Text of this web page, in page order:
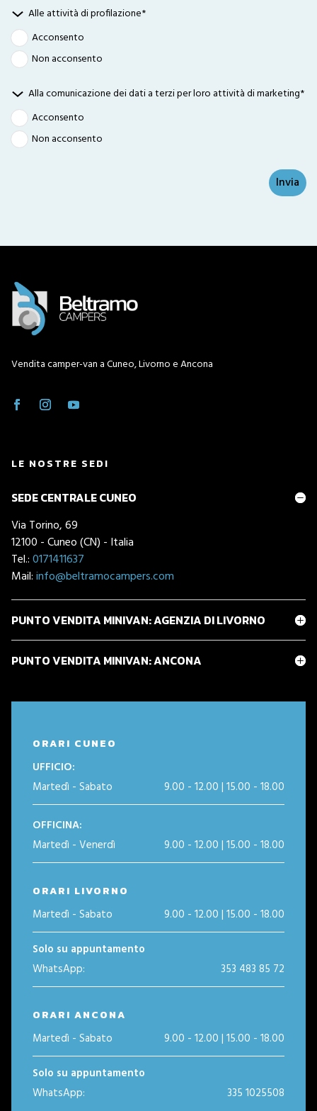
Alle attività di profilazione*
Acconsento
Non acconsento
Alla comunicazione dei dati a terzi per loro attività di marketing*
Acconsento
Non acconsento
Invia
Vendita camper-van a Cuneo, Livorno e Ancona
LE NOSTRE SEDI
SEDE CENTRALE CUNEO
Via Torino, 69
12100 - Cuneo (CN) - Italia
Tel.:0171411637
Mail:info@beltramocampers.com
PUNTO VENDITA MINIVAN: AGENZIA DI LIVORNO
PUNTO VENDITA MINIVAN: ANCONA
ORARI CUNEO
UFFICIO:
Martedì - Sabato
9.00 - 12.00 | 15.00 - 18.00
OFFICINA:
Martedì - Venerdì
9.00 - 12.00 | 15.00 - 18.00
ORARI LIVORNO
Martedì - Sabato 9.00 - 12.00 | 15.00 - 18.00
Solo su appuntamento
WhatsApp:
353 483 85 72
ORARI ANCONA
Martedì - Sabato 9.00 - 12.00 | 15.00 - 18.00
Solo su appuntamento
WhatsApp:
335 1025508